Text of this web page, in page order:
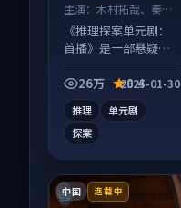
主演： 木村拓哉、秦昊
等
《推理探案单元剧：
首播》是一部悬疑向
感在线，配乐与镜头
26万 8.4
2025-01-30
推理
单元剧
探案
中国 连载中